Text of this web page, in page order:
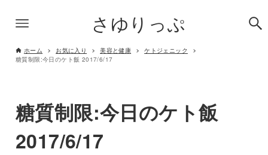
さゆりっぷ
ホーム お気に入り 美容と健康
ケトジェニック
糖質制限:今日のケト飯 2017/6/17
糖質制限:今日のケト飯
2017/6/17